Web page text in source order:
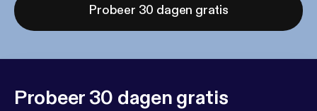
Probeer 30 dagen gratis
Probeer 30 dagen gratis